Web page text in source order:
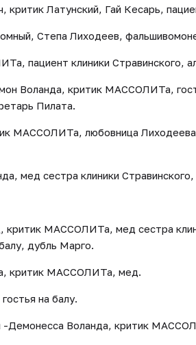
Латунский, Гай Кесарь,
Степа Лиходеев,
пациент клиники Стравинского,
Воланда, критик МАССОЛИТа,
Пилата.
МАССОЛИТа, любовница
мед сестра клиники Стравинского,
МАССОЛИТа, мед сестра
дубль Марго.
критик МАССОЛИТа, мед.
на балу.
-Демонесса Воланда, критик